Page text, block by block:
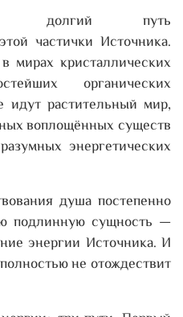
долгий путь
частички Источника.
мирах кристаллических
органических
идут растительный мир,
воплощённых существ
энергетических
душа постепенно
подлинную сущность —
энергии Источника. И
не отождествит